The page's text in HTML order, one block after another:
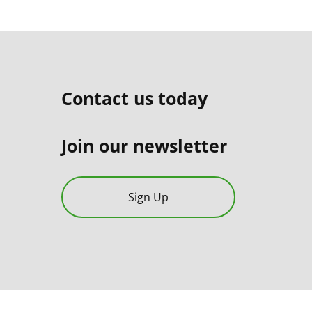
Contact us today
Join our newsletter
Sign Up